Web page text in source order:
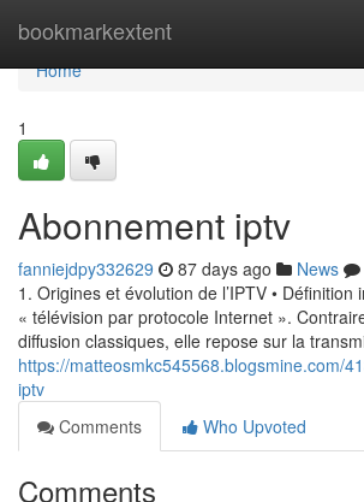
bookmarkextent
Home
Home
1
Abonnement iptv
fanniejdpy332629 87 days ago News
1. Origines et évolution de l’IPTV • Définition
« télévision par protocole Internet ».
diffusion classiques, elle repose sur la
https://matteosmkc545568.blogsmine.com/
iptv
Comments
Who Upvoted
Comments